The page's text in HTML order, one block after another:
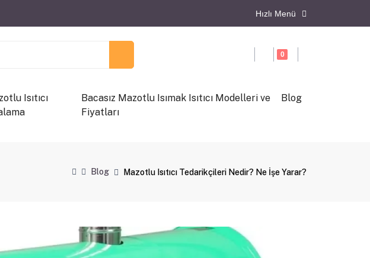
Hızlı Menü
0
Isıtıcı
Bacasız Mazotlu Isımak Isıtıcı Modelleri ve
Fiyatları
Blog
Blog Mazotlu Isıtıcı Tedarikçileri Nedir? Ne İşe Yarar?